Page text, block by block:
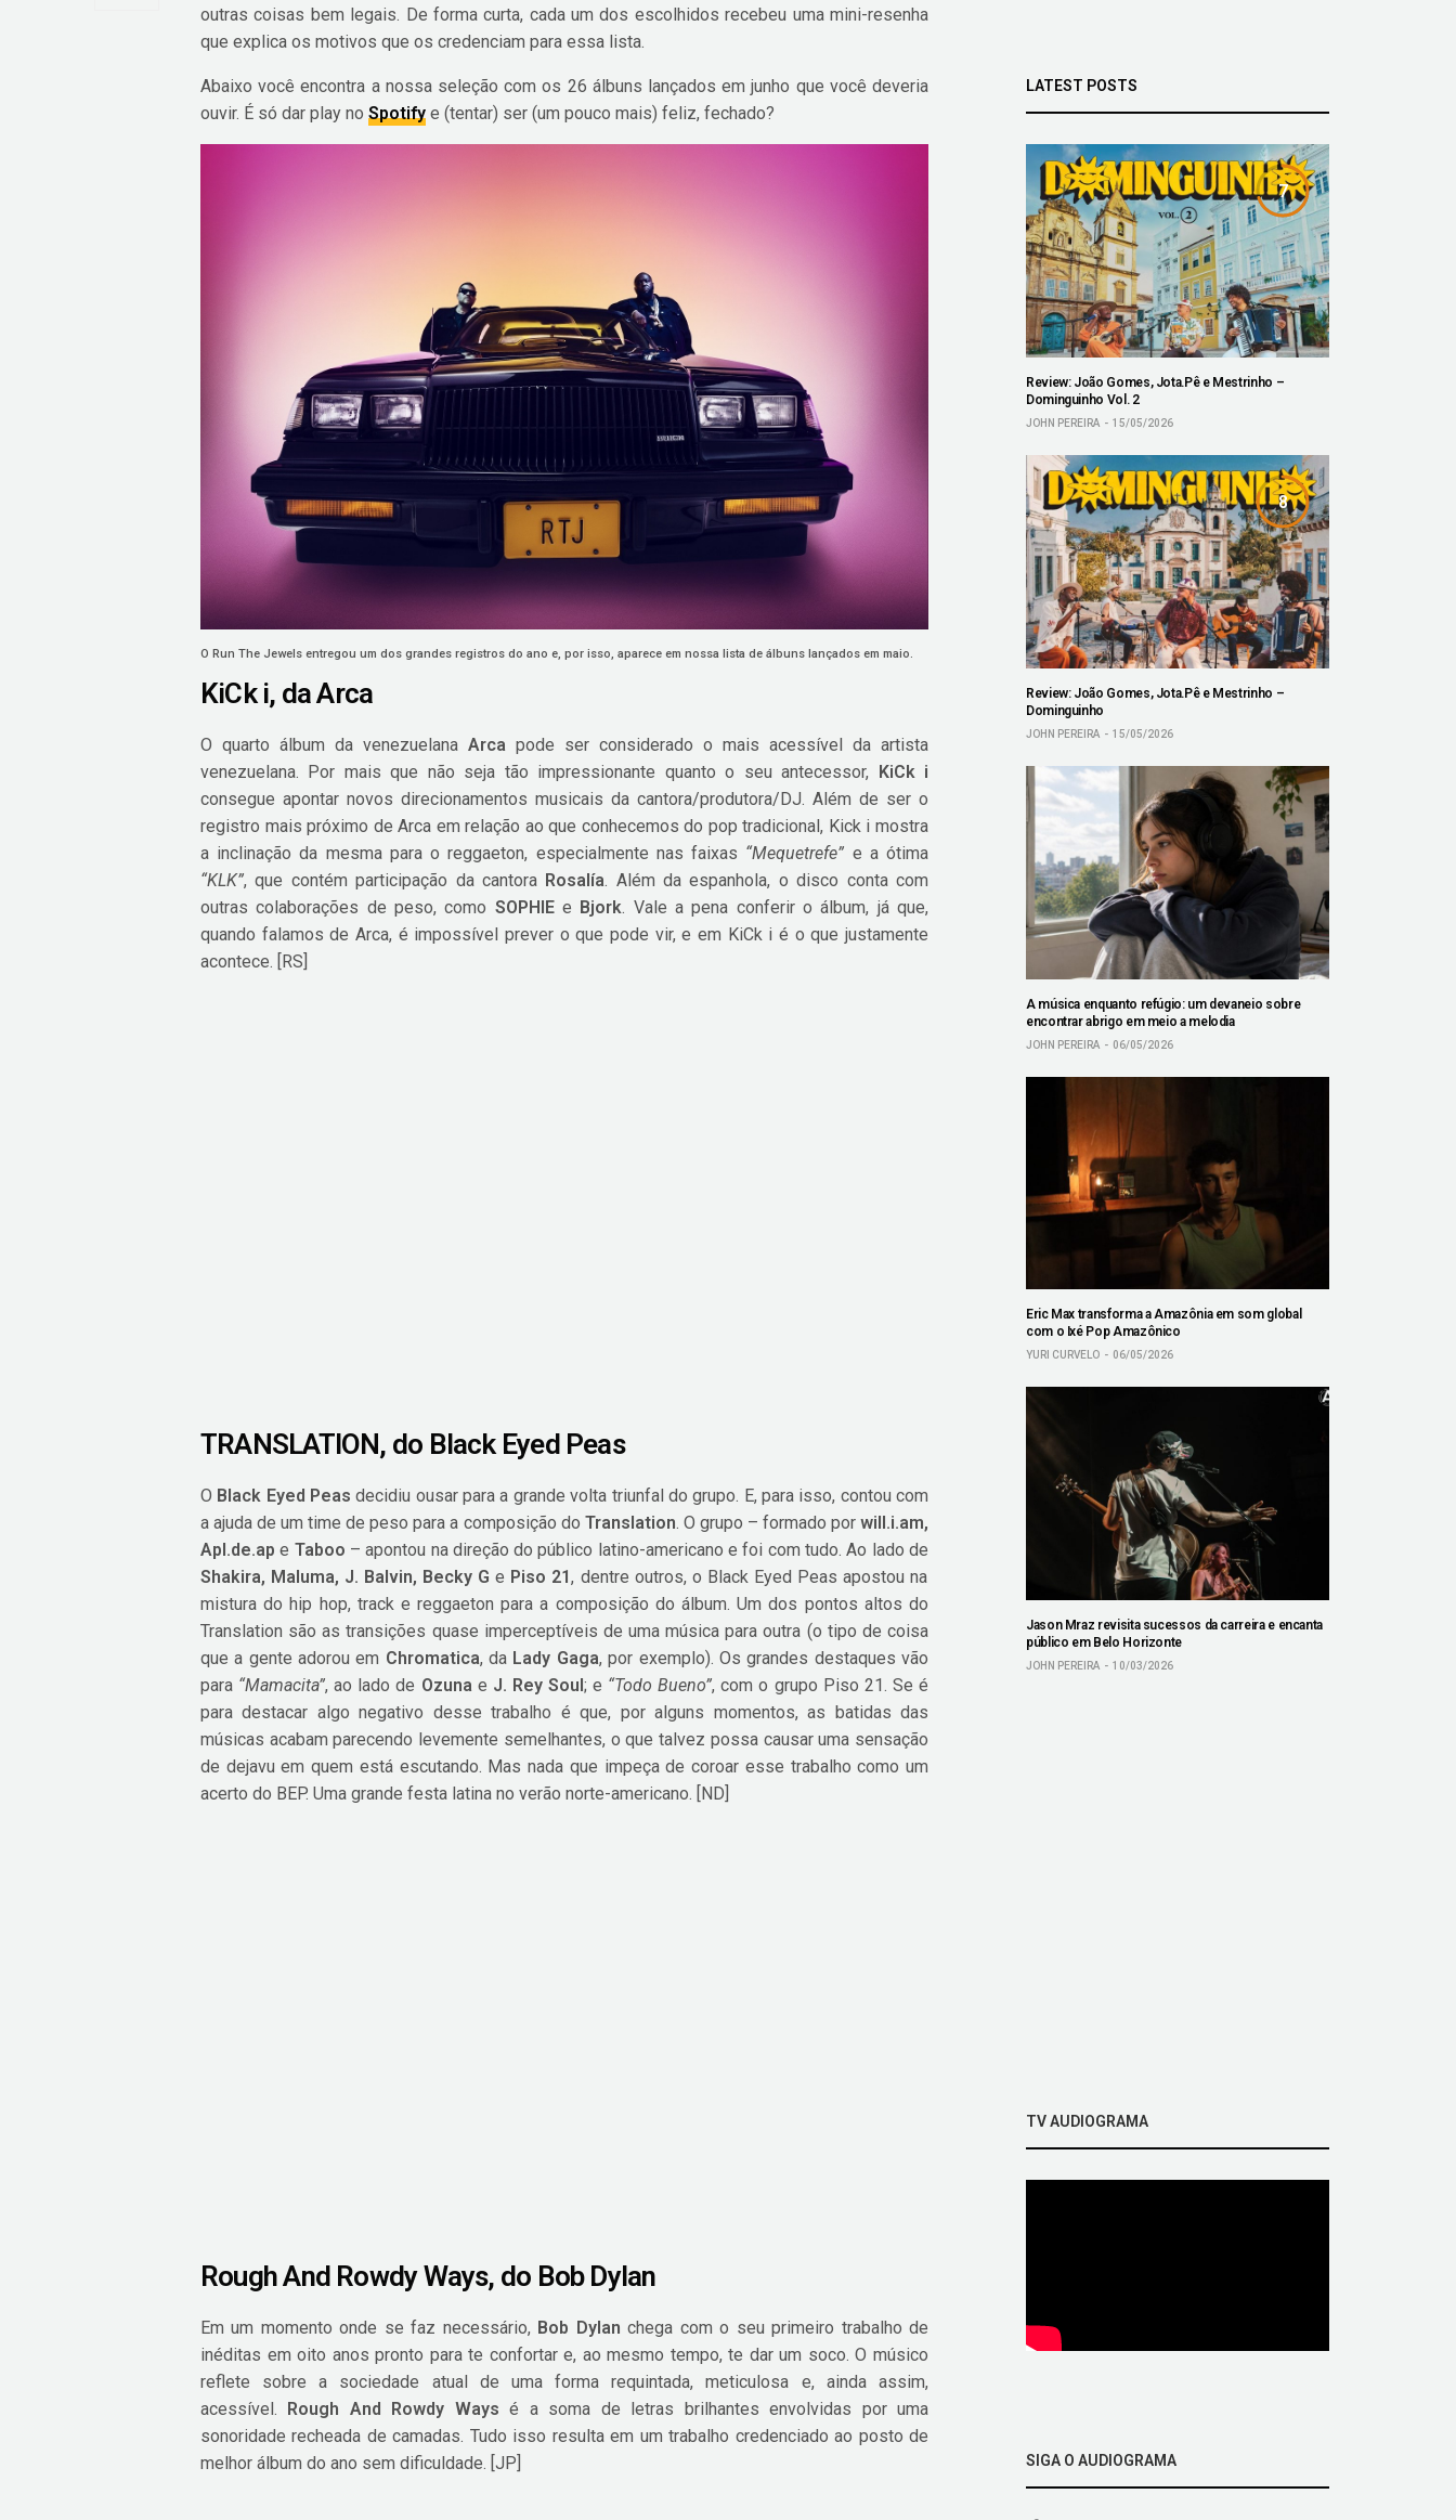
outras coisas bem legais. De forma curta, cada um dos escolhidos recebeu uma mini-resenha
que explica os motivos que os credenciam para essa lista.
Abaixo você encontra a nossa seleção com os 26 álbuns lançados em junho que você deveria
ouvir. É só dar play noSpotify e (tentar) ser (um pouco mais) feliz, fechado?
O Run The Jewels entregou um dos grandes registros do ano e, por isso, aparece em nossa lista de álbuns lançados em maio.
KiCk i, da Arca
O quarto álbum da venezuelana Arca pode ser considerado o mais acessível da artista
venezuelana. Por mais que não seja tão impressionante quanto o seu antecessor,
KiCk i
consegue apontar novos direcionamentos musicais da cantora/produtora/DJ. Além de ser o
registro mais próximo de Arca em relação ao que conhecemos do pop tradicional, Kick i mostra
a inclinação da mesma para o reggaeton, especialmente nas faixas “Mequetrefe” e a ótima
“KLK”, que contém participação da cantora Rosalía. Além da espanhola, o disco conta com
outras colaborações de peso, como SOPHIEe Bjork. Vale a pena conferir o álbum, já que,
quando falamos de Arca, é impossível prever o que pode vir, e em KiCk i é o que justamente
acontece. [RS]
TRANSLATION, do Black Eyed Peas
O Black Eyed Peas decidiu ousar para a grande volta triunfal do grupo. E, para isso, contou com
a ajuda de um time de peso para a composição do Translation. O grupo – formado por will.i.am,
Apl.de.ap e Taboo – apontou na direção do público latino-americano e foi com tudo. Ao lado de
Shakira, Maluma, J. Balvin, Becky G e Piso 21, dentre outros, o Black Eyed Peas apostou na
mistura do hip hop, track e reggaeton para a composição do álbum. Um dos pontos altos do
Translation são as transições quase imperceptíveis de uma música para outra (o tipo de coisa
que a gente adorou em Chromatica, da Lady Gaga, por exemplo). Os grandes destaques vão
para “Mamacita”, ao lado de Ozunae J. Rey Soul ; e “Todo Bueno”, com o grupo Piso 21. Se é
para destacar algo negativo desse trabalho é que, por alguns momentos, as batidas das
músicas acabam parecendo levemente semelhantes, o que talvez possa causar uma sensação
de dejavu em quem está escutando. Mas nada que impeça de coroar esse trabalho como um
acerto do BEP. Uma grande festa latina no verão norte-americano. [ND]
Rough And Rowdy Ways, do Bob Dylan
Em um momento onde se faz necessário, Bob Dylan chega com o seu primeiro trabalho de
inéditas em oito anos pronto para te confortar e, ao mesmo tempo, te dar um soco. O músico
reflete sobre a sociedade atual de uma forma requintada, meticulosa e, ainda assim,
acessível.
Rough And Rowdy Ways é a soma de letras brilhantes envolvidas por uma
sonoridade recheada de camadas. Tudo isso resulta em um trabalho credenciado ao posto de
melhor álbum do ano sem dificuldade. [JP]
LATEST POSTS
7
Review: João Gomes, Jota.Pê e Mestrinho –
Dominguinho Vol. 2
JOHN PEREIRA 15/05/2026
8
Review: João Gomes, Jota.Pê e Mestrinho –
Dominguinho
JOHN PEREIRA 15/05/2026
A música enquanto refúgio: um devaneio sobre
encontrar abrigo em meio a melodia
JOHN PEREIRA 06/05/2026
Eric Max transforma a Amazônia em som global
com o Ixé Pop Amazônico
YURI CURVELO 06/05/2026
Jason Mraz revisita sucessos da carreira e encanta
público em Belo Horizonte
JOHN PEREIRA 10/03/2026
TV AUDIOGRAMA
SIGA O AUDIOGRAMA